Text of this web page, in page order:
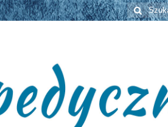
Szuklaj
w: